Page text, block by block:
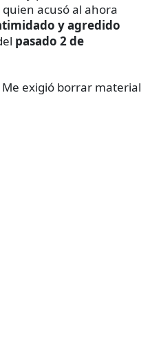
quien acusó al ahora
y agredido
pasado 2 de
exigió borrar material